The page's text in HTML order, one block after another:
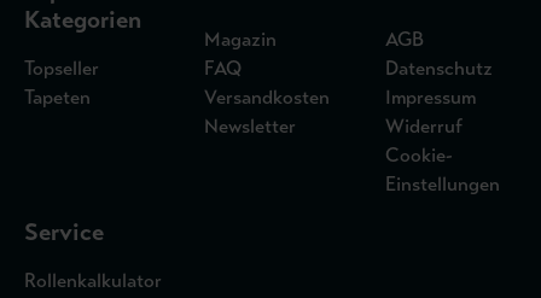
Kategorien
Topseller
Tapeten
Magazin
FAQ
Versandkosten
Newsletter
AGB
Datenschutz
Impressum
Widerruf
Cookie-
Einstellungen
Service
Rollenkalkulator